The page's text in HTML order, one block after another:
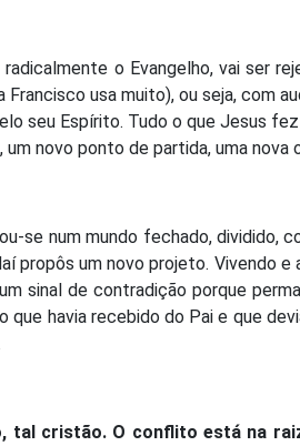
o Evangelho, vai ser
Francisco usa muito), ou seja, com
seu Espírito. Tudo o que Jesus
um novo ponto de partida, uma nova
se num mundo fechado, dividido,
propôs um novo projeto. Vivendo
sinal de contradição porque
que havia recebido do Pai e que
tal cristão. O conflito está na